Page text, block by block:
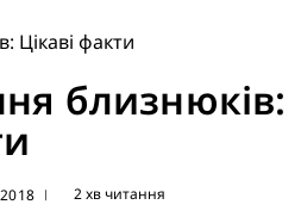
Цікаві факти
близнюків:
| 2 хв читання